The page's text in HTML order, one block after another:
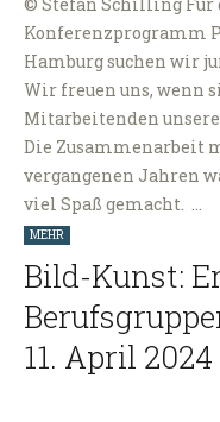
Konferenzprogramm
Hamburg suchen wir
Wir freuen uns, wenn
Mitarbeitenden
Die Zusammenarbeit
vergangenen Jahren
viel Spaß gemacht. …
MEHR
Bild-Kunst:
11. April